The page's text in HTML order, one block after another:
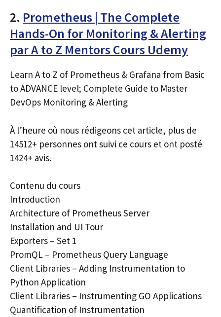
2. Prometheus | The Complete
Hands-On for Monitoring & Alerting
par A to Z Mentors Cours Udemy
Learn A to Z of Prometheus & Grafana from Basic
to ADVANCE level; Complete Guide to Master
DevOps Monitoring & Alerting
À l’heure où nous rédigeons cet article, plus de
14512+ personnes ont suivi ce cours et ont posté
1424+ avis.
Contenu du cours
Introduction
Architecture of Prometheus Server
Installation and UI Tour
Exporters – Set 1
PromQL – Prometheus Query Language
Client Libraries – Adding Instrumentation to
Python Application
Client Libraries – Instrumenting GO Applications
Quantification of Instrumentation